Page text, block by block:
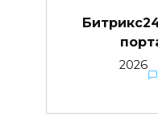
2026